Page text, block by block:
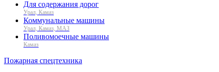
Для содержания дорог
Урал, Камаз
Коммунальные машины
Урал, Камаз, МАЗ
Поливомоечные машины
Камаз
Пожарная спецтехника